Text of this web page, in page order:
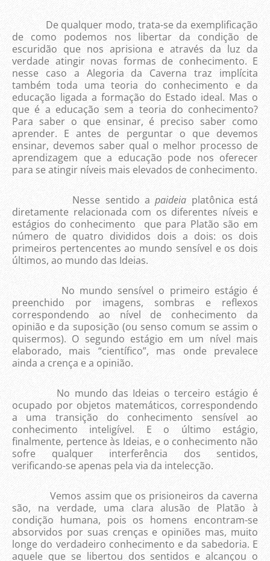
De qualquer modo, trata-se da exemplificação
de como podemos nos libertar da condição de
escuridão que nos aprisiona e através da luz da
verdade atingir novas formas de conhecimento. E
nesse caso a Alegoria da Caverna traz implícita
também toda uma teoria do conhecimento e da
educação ligada a formação do Estado ideal. Mas o
que é a educação sem a teoria do conhecimento?
Para saber o que ensinar, é preciso saber como
aprender. E antes de perguntar o que devemos
ensinar, devemos saber qual o melhor processo de
aprendizagem que a educação pode nos oferecer
para se atingir níveis mais elevados de conhecimento.
Nesse sentido apaideia platônica está
diretamente relacionada com os diferentes níveis e
estágios do conhecimento que para Platão são em
número de quatro divididos dois a dois: os dois
primeiros pertencentes ao mundo sensível e os dois
últimos, ao mundo das Ideias.
No mundo sensível o primeiro estágio é
preenchido por imagens, sombras e reflexos
correspondendo ao nível de conhecimento da
opinião e da suposição (ou senso comum se assim o
quisermos). O segundo estágio em um nível mais
elaborado, mais “científico”, mas onde prevalece
ainda a crença e a opinião.
No mundo das Ideias o terceiro estágio é
ocupado por objetos matemáticos, correspondendo
a uma transição do conhecimento sensível ao
conhecimento inteligível. E o último estágio,
finalmente, pertence às Ideias, e o conhecimento não
sofre qualquer interferência dos sentidos,
verificando-se apenas pela via da intelecção.
Vemos assim que os prisioneiros da caverna
são, na verdade, uma clara alusão de Platão à
condição humana, pois os homens encontram-se
absorvidos por suas crenças e opiniões mas, muito
longe do verdadeiro conhecimento e da sabedoria. E
aquele que se libertou dos sentidos e alcançou o